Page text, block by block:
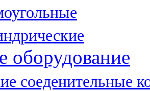
оборудование
соеденительные